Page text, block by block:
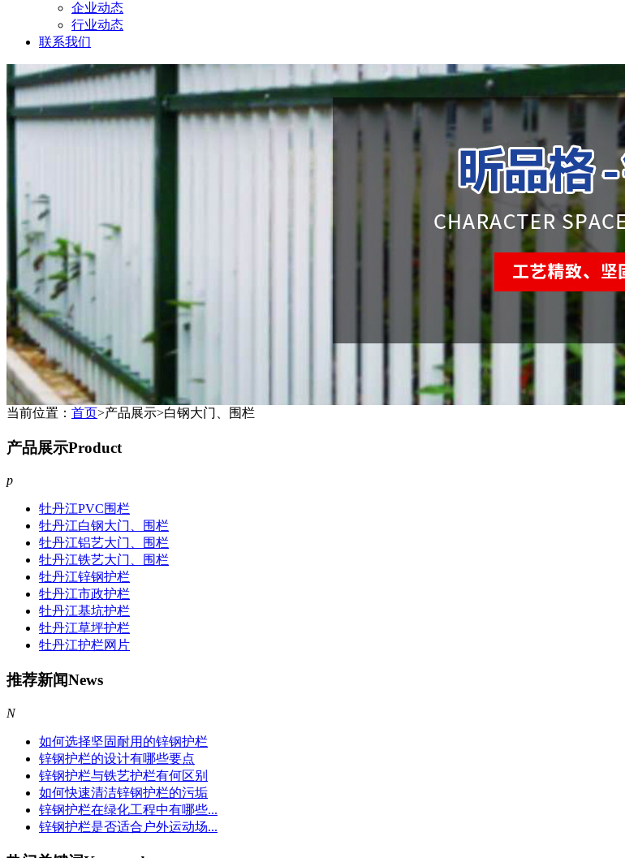
企业动态
行业动态
联系我们
当前位置： 首页>产品展示>白钢大门、围栏
产品展示Product
p
牡丹江PVC围栏
牡丹江白钢大门、围栏
牡丹江铝艺大门、围栏
牡丹江铁艺大门、围栏
牡丹江锌钢护栏
牡丹江市政护栏
牡丹江基坑护栏
牡丹江草坪护栏
牡丹江护栏网片
推荐新闻News
N
如何选择坚固耐用的锌钢护栏
锌钢护栏的设计有哪些要点
锌钢护栏与铁艺护栏有何区别
如何快速清洁锌钢护栏的污垢
锌钢护栏在绿化工程中有哪些...
锌钢护栏是否适合户外运动场...